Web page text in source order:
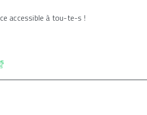
accessible à tou-te-s !